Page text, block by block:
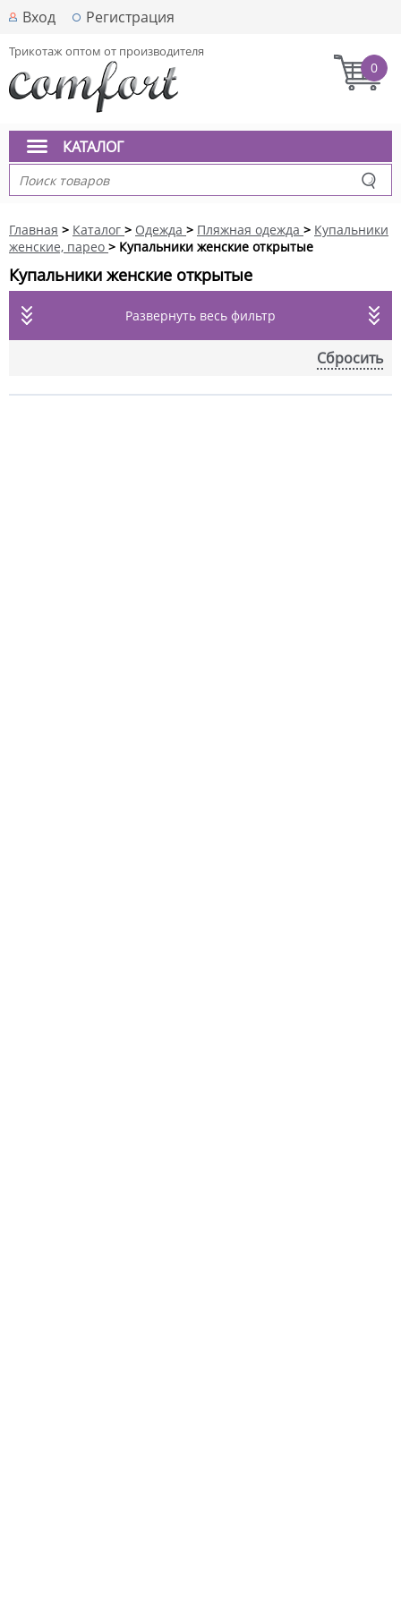
Вход Регистрация
Трикотаж оптом от производителя
0
КАТАЛОГ
Главная > Каталог > Одежда > Пляжная одежда > Купальники
женские, парео > Купальники женские открытые
Купальники женские открытые
Развернуть весь фильтр
Сбросить